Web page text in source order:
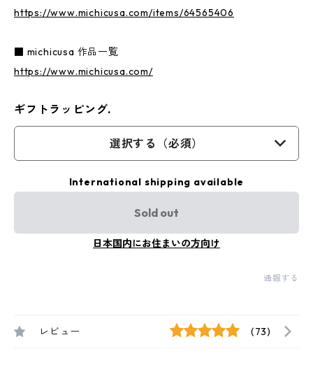
https://www.michicusa.com/items/64565406
■ michicusa 作品一覧
https://www.michicusa.com/
ギフトラッピング.
選択する（必須）
International shipping available
Sold out
日本国内にお住まいの方向け
通報する
レビュー (73)